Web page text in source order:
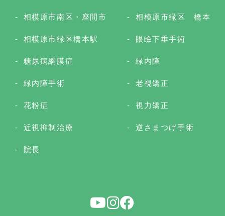
相模原市南区・座間市 相模原市緑区 橋本
相模原市緑区橋本駅 眼瞼下垂手術
糖尿病網膜症 緑内障
緑内障手術 老視矯正
花粉症 視力矯正
近視抑制治療 逆さまつげ手術
院長